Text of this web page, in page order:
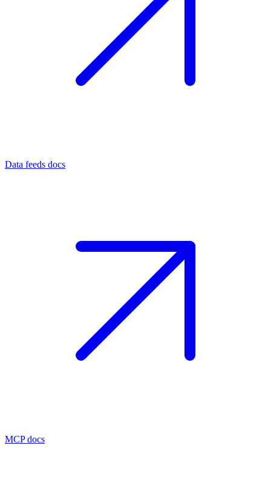
Data feeds docs
MCP docs